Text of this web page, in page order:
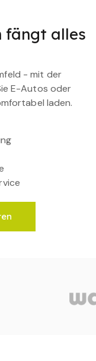
fängt alles
- mit der
E-Autos oder
laden.